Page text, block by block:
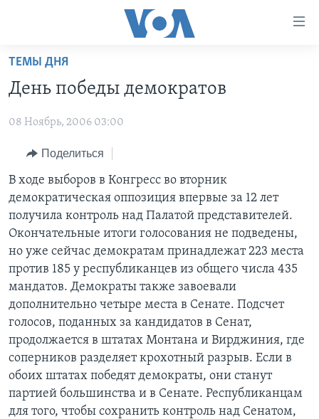
Перейти
основной
Перейти
навигации
Перейти
поиск
ПРОГРАММЫ
АМЕРИКА
НОВОСТИ ЗА МИНУТУ
ИТОГИ
ПОЧЕМУ ЭТО ВАЖНО?
ДИСКУССИЯ VOA
ДЕТАЛИ
НЬЮ-ЙОРК NEW YORK
АМЕРИКА. БОЛЬШОЕ ПУТЕШЕСТВИЕ
ПРОЕКТЫ
УЧИМ АНГЛИЙСКИЙ
НАША АМЕРИКАНСКАЯ ИСТОРИЯ
А КАК В АМЕРИКЕ?
АРТЕФАКТЫ
АМЕРИКАНСКИЕ ГОРОДКИ
ЭКСПЕРТИЗА
ИНТЕРВЬЮ
ФАКТЫ ПРОТИВ ФЕЙКОВ
ЗА СВОБОДУ ПРЕССЫ
УЧИМ АНГЛИЙСКИЙ
ВИДЕО
ПОДПИСКА НА НОВОСТИ
Learning English
СОЦИАЛЬНЫЕ СЕТИ
ТЕМЫ ДНЯ
День победы демократов
08 Ноябрь, 2006 03:00
Поделиться
В ходе выборов в Конгресс во вторник
демократическая оппозиция впервые за 12 лет
получила контроль над Палатой представителей.
Окончательные итоги голосования не подведены,
но уже сейчас демократам принадлежат 223 места
против 185 у республиканцев из общего числа 435
мандатов. Демократы также завоевали
дополнительно четыре места в Сенате. Подсчет
голосов, поданных за кандидатов в Сенат,
продолжается в штатах Монтана и Вирджиния, где
соперников разделяет крохотный разрыв. Если в
обоих штатах победят демократы, они станут
партией большинства и в Сенате. Республиканцам
для того, чтобы сохранить контроль над Сенатом,